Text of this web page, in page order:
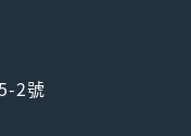
2號